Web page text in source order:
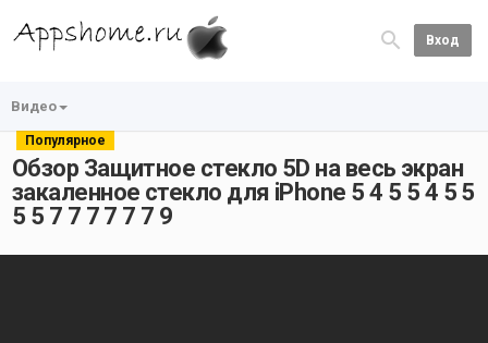
Вход
Видео
Популярное
Обзор Защитное стекло 5D на весь экран
закаленное стекло для iPhone 5 4 5 5 4 5 5
5 5 7 7 7 7 7 7 9